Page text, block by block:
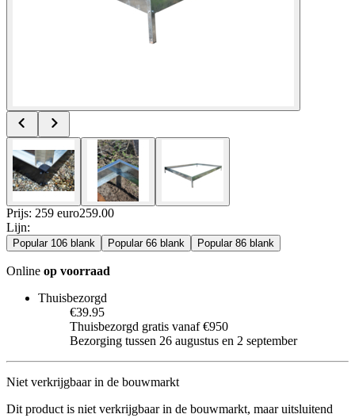
Prijs: 259 euro259.00
Lijn:
Popular 106 blank Popular 66 blank Popular 86 blank
Online op voorraad
Thuisbezorgd
€39.95
Thuisbezorgd gratis vanaf €950
Bezorging tussen 26 augustus en 2 september
Niet verkrijgbaar in de bouwmarkt
Dit product is niet verkrijgbaar in de bouwmarkt, maar uitsluitend